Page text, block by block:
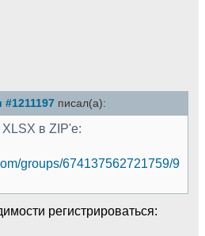
писал(а):
в ZIP'е:
groups/674137562721759/9
регистрироваться: